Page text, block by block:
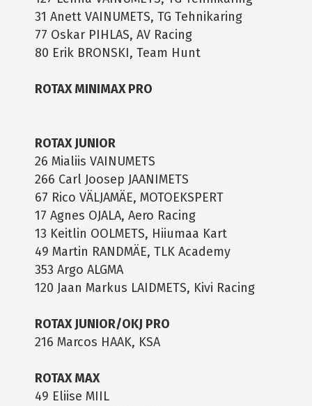
31 Anett VAINUMETS, TG Tehnikaring
77 Oskar PIHLAS, AV Racing
80 Erik BRONSKI, Team Hunt
ROTAX MINIMAX PRO
ROTAX JUNIOR
26 Mialiis VAINUMETS
266 Carl Joosep JAANIMETS
67 Rico VÄLJAMÄE, MOTOEKSPERT
17 Agnes OJALA, Aero Racing
13 Keitlin OOLMETS, Hiiumaa Kart
49 Martin RANDMÄE, TLK Academy
353 Argo ALGMA
120 Jaan Markus LAIDMETS, Kivi Racing
ROTAX JUNIOR/OKJ PRO
216 Marcos HAAK, KSA
ROTAX MAX
49 Eliise MIIL